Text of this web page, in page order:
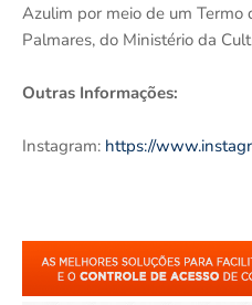
Azulim por meio de um Termo
Palmares, do Ministério da
Outras Informações:
Instagram: https://